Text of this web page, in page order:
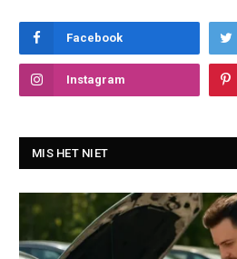
Facebook
Instagram
MIS HET NIET